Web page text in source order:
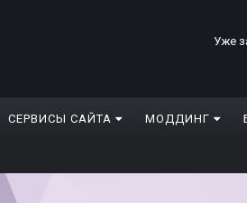
Уже
СЕРВИСЫ САЙТА МОДДИНГ